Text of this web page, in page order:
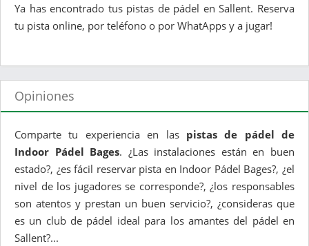
Ya has encontrado tus pistas de pádel en Sallent. Reserva
tu pista online, por teléfono o por WhatApps y a jugar!
Opiniones
Comparte tu experiencia en las pistas de pádel de
Indoor Pádel Bages. ¿Las instalaciones están en buen
estado?, ¿es fácil reservar pista en Indoor Pádel Bages?, ¿el
nivel de los jugadores se corresponde?, ¿los responsables
son atentos y prestan un buen servicio?, ¿consideras que
es un club de pádel ideal para los amantes del pádel en
Sallent?...